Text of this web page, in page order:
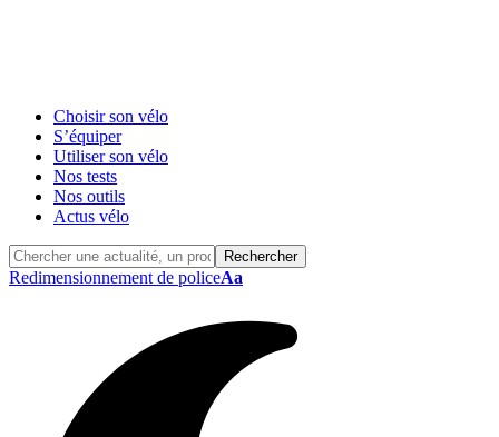
Choisir son vélo
S’équiper
Utiliser son vélo
Nos tests
Nos outils
Actus vélo
Redimensionnement de policeAa